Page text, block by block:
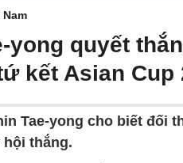
yong quyết
kết Asian Cup
Tae-yong cho biết đối
thắng.